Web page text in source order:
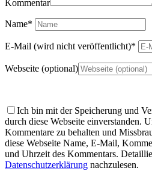
Kommentar
Name*
E-Mail (wird nicht veröffentlicht)*
Webseite (optional)
Ich bin mit der Speicherung und
durch diese Webseite einverstanden.
Kommentare zu behalten und
diese Webseite Name, E-Mail,
und Uhrzeit des Kommentars.
Datenschutzerklärung nachzulesen.